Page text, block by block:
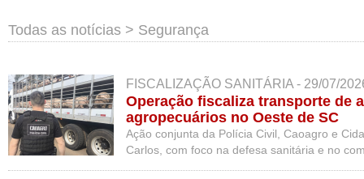
Todas as notícias > Segurança
FISCALIZAÇÃO SANITÁRIA - 29/07/
Operação fiscaliza transporte de
agropecuários no Oeste de SC
Ação conjunta da Polícia Civil, Caoagro e
Carlos, com foco na defesa sanitária e no